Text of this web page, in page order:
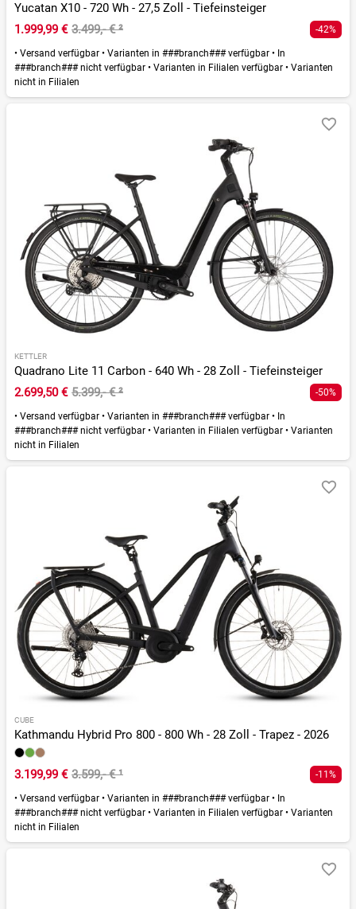
Yucatan X10 - 720 Wh - 27,5 Zoll - Tiefeinsteiger
1.999,99 € 3.499,- €² -42%
• Versand verfügbar • Varianten in ###branch### verfügbar • In
###branch### nicht verfügbar • Varianten in Filialen verfügbar • Varianten
nicht in Filialen
KETTLER
Quadrano Lite 11 Carbon - 640 Wh - 28 Zoll - Tiefeinsteiger
2.699,50 € 5.399,- €² -50%
• Versand verfügbar • Varianten in ###branch### verfügbar • In
###branch### nicht verfügbar • Varianten in Filialen verfügbar • Varianten
nicht in Filialen
CUBE
Kathmandu Hybrid Pro 800 - 800 Wh - 28 Zoll - Trapez - 2026
3.199,99 € 3.599,- €¹ -11%
• Versand verfügbar • Varianten in ###branch### verfügbar • In
###branch### nicht verfügbar • Varianten in Filialen verfügbar • Varianten
nicht in Filialen